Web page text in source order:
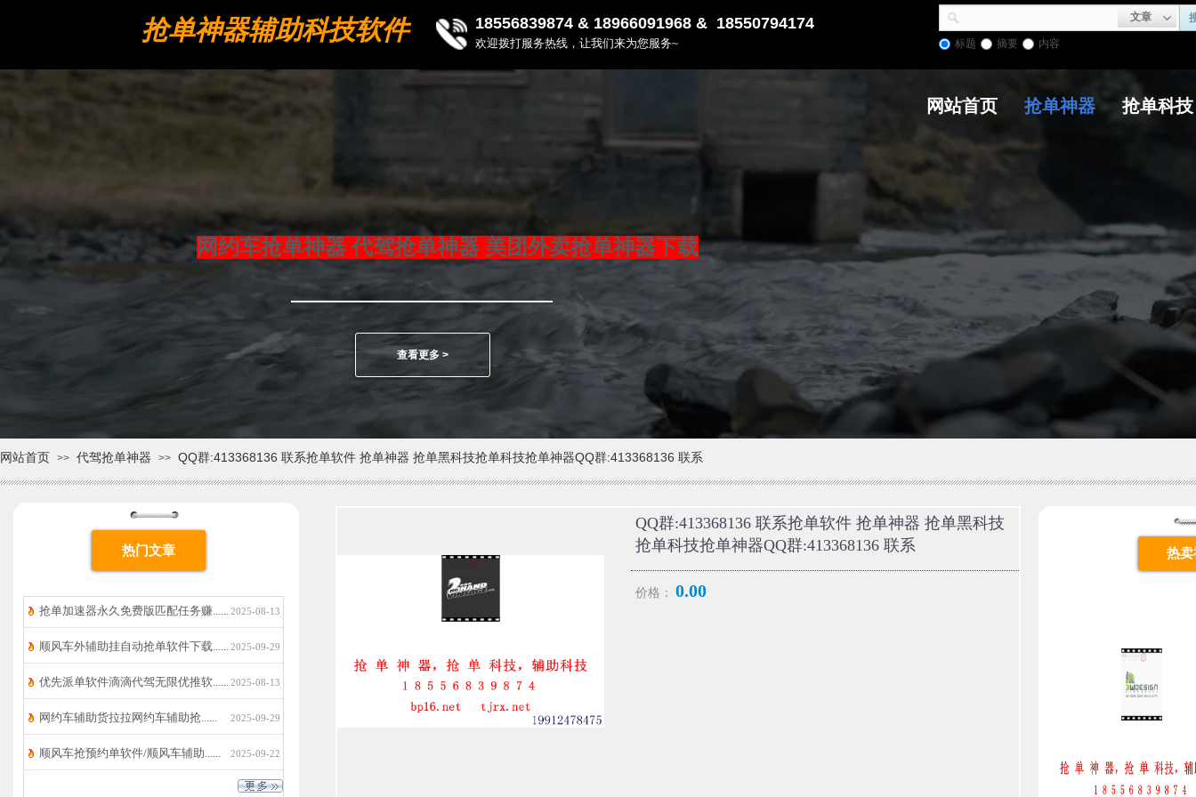
网站首页 抢单神器 抢单科技
网约车抢单神器 代驾抢单神器 美团外卖抢单神器下载
查看更多 >
网站首页 >> 代驾抢单神器 >> QQ群:413368136 联系抢单软件 抢单神器 抢单黑科技抢单科技抢单神器QQ群:413368136 联系
热门文章
抢单加速器永久免费版匹配任务赚......2025-08-13
顺风车外辅助挂自动抢单软件下载......2025-09-29
优先派单软件滴滴代驾无限优推软......2025-08-13
网约车辅助货拉拉网约车辅助抢...... 2025-09-29
顺风车抢预约单软件/顺风车辅助...... 2025-09-22
热卖
QQ群:413368136 联系抢单软件 抢单神器 抢单黑科技
抢单科技抢单神器QQ群:413368136 联系
价格： 0.00
抢单神器辅助科技软件
工具
18556839874 & 18966091968 & 18550794174
欢迎拨打服务热线，让我们来为您服务~
文章
标题 摘要 内容